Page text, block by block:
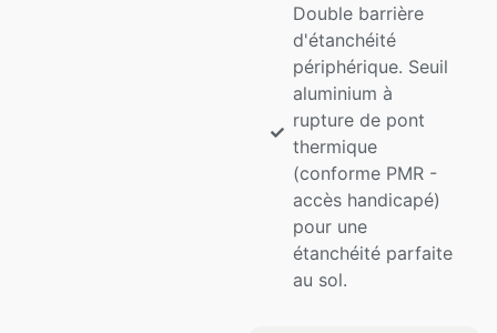
Double barrière
d'étanchéité
périphérique. Seuil
aluminium à
rupture de pont
thermique
(conforme PMR -
accès handicapé)
pour une
étanchéité parfaite
au sol.